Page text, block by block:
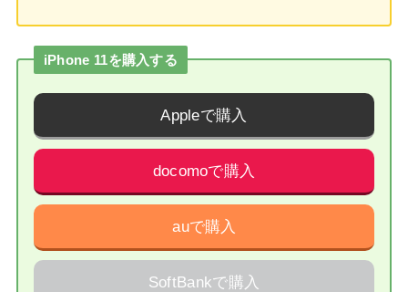
iPhone 11を購入する
Appleで購入
docomoで購入
auで購入
SoftBankで購入